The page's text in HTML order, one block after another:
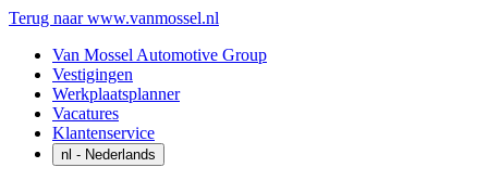
Terug naar www.vanmossel.nl
Van Mossel Automotive Group
Vestigingen
Werkplaatsplanner
Vacatures
Klantenservice
nl - Nederlands